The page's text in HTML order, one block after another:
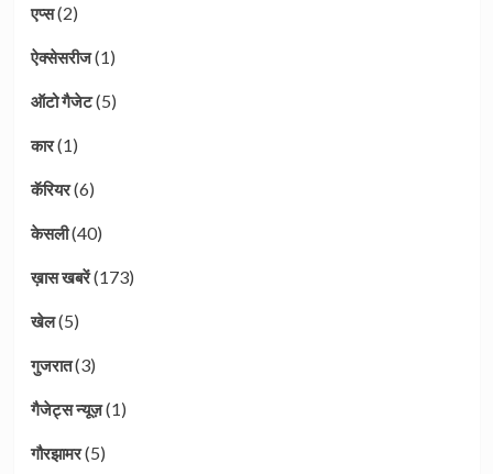
एप्स(2)
ऐक्सेसरीज(1)
ऑटो गैजेट(5)
कार(1)
कॅरियर(6)
केसली(40)
ख़ास खबरें(173)
खेल(5)
गुजरात(3)
गैजेट्स न्यूज़(1)
गौरझामर(5)